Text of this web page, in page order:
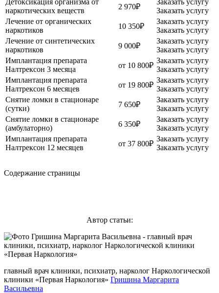
наркотических веществ
2 970₽
Заказать услугу
Лечение от органических
наркотиков
10 350₽
Заказать услугу
Заказать услугу
Лечение от синтетических
наркотиков
9 000₽
Заказать услугу
Заказать услугу
Имплантация препарата
Налтрексон 3 месяца
от 10 800₽
Заказать услугу
Заказать услугу
Имплантация препарата
Налтрексон 6 месяцев
от 19 800₽
Заказать услугу
Заказать услугу
Снятие ломки в стационаре
(сутки)
7 650₽
Заказать услугу
Заказать услугу
Снятие ломки в стационаре
(амбулаторно)
6 350₽
Заказать услугу
Заказать услугу
Имплантация препарата
Налтрексон 12 месяцев
от 37 800₽
Заказать услугу
Заказать услугу
Содержание страницы
Автор статьи:
главный врач клиники, психиатр, нарколог Наркологической
клиники «Первая Наркология» Гришина Маргарита
Васильевна